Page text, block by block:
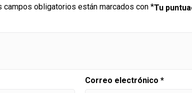
campos obligatorios están marcados con *Tu
Correo electrónico *